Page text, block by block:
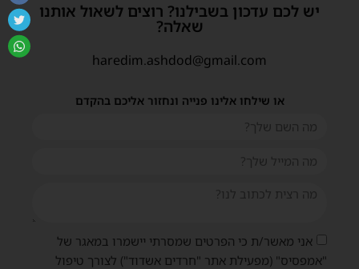
יש לכם עדכון בשבילנו? רוצים לשאול אותנו
שאלה?
haredim.ashdod@gmail.com
או שילחו אלינו פנייה ונחזור אליכם בהקדם
אני מאשר/ת כי הפרטים שמסרתי יישמרו במאגר של
"אמפסיס" (מפעילת אתר "חרדים אשדוד") לצורך טיפול